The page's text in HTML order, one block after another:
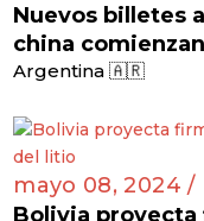
Nuevos billetes
china
Argentina 🇦🇷
mayo 08, 2024 /
Bolivia